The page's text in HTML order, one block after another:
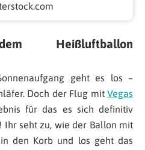
Heißluftballon
geht es los –
Doch der Flug mit Vegas
für das es sich definitiv
Ihr seht zu, wie der Ballon mit
den Korb und los geht das